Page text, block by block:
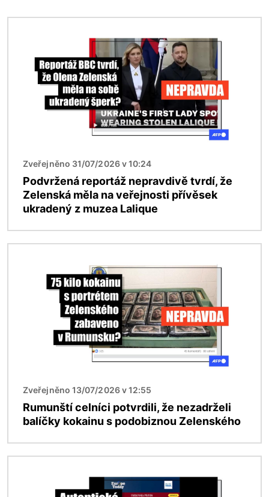
Zveřejněno 31/07/2026 v 10:24
Podvržená reportáž nepravdivě tvrdí, že
Zelenská měla na veřejnosti přívěsek
ukradený z muzea Lalique
Zveřejněno 13/07/2026 v 12:55
Rumunští celníci potvrdili, že nezadrželi
balíčky kokainu s podobiznou Zelenského